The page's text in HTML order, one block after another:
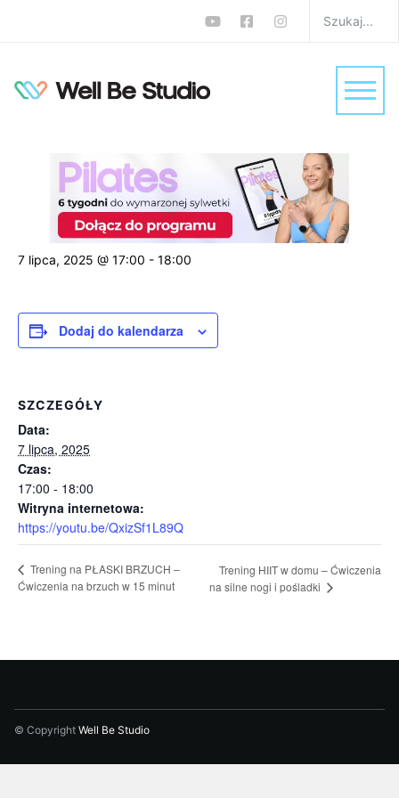
« Wszystkie Wydarzenia
Trening z hantlami na ramiona –
Ćwiczenia z obciążeniem w domu
7 lipca, 2025 @ 17:00 - 18:00
Dodaj do kalendarza
SZCZEGÓŁY
Data:
7 lipca, 2025
Czas:
17:00 - 18:00
Witryna internetowa:
https://youtu.be/QxizSf1L89Q
Trening na PŁASKI BRZUCH –
Ćwiczenia na brzuch w 15 minut
Trening HIIT w domu – Ćwiczenia
na silne nogi i pośladki
© Copyright Well Be Studio